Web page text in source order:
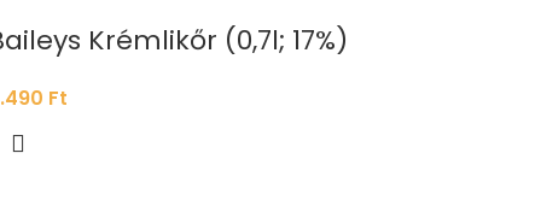
Krémlikőr (0,7l; 17%)
Ft